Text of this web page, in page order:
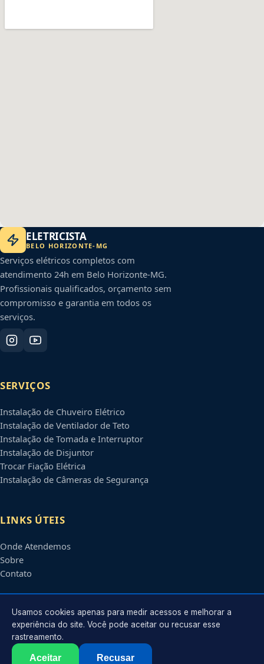
ELETRICISTA
BELO HORIZONTE- MG
Serviços elétricos completos com
atendimento 24h em Belo Horizonte-MG.
Profissionais qualificados, orçamento sem
compromisso e garantia em todos os
serviços.
SERVIÇOS
Instalação de Chuveiro Elétrico
Instalação de Ventilador de Teto
Instalação de Tomada e Interruptor
Instalação de Disjuntor
Trocar Fiação Elétrica
Instalação de Câmeras de Segurança
LINKS ÚTEIS
Onde Atendemos
Sobre
Contato
CONTATO
Atendimento em
contato@eletricistabelohorizonte.com.br
Usamos cookies apenas para medir acessos e melhorar a
experiência do site. Você pode aceitar ou recusar esse
rastreamento.
Aceitar Recusar